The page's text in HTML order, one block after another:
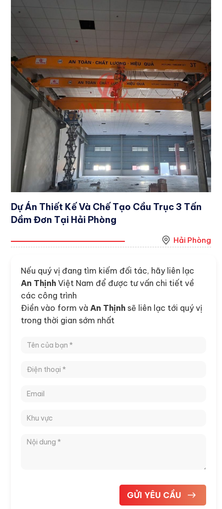
Dự Án Thiết Kế Và Chế Tạo Cầu Trục 3 Tấn
Dầm Đơn Tại Hải Phòng
Hải Phòng
Nếu quý vị đang tìm kiếm đối tác, hãy liên lạc
An Thịnh Việt Nam để được tư vấn chi tiết về
các công trình
Điền vào form vàAn Thịnh sẽ liên lạc tới quý vị
trong thời gian sớm nhất